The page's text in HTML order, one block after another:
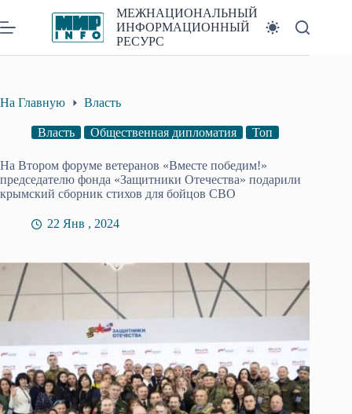
к
сути
МЕЖНАЦИОНАЛЬНЫЙ
ИНФОРМАЦИОННЫЙ
РЕСУРС
На Главную Власть
Власть Общественная дипломатия Топ
На Втором форуме ветеранов «Вместе победим!»
председателю фонда «Защитники Отечества» подарили
крымский сборник стихов для бойцов СВО
22 Янв , 2024